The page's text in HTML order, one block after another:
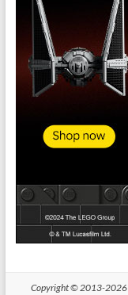
Copyright © 2013-2026